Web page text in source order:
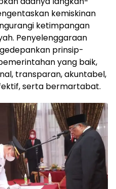
kemiskinan
ketimpangan
Penyelenggaraan
prinsip-
yang baik,
transparan, akuntabel,
serta bermartabat.